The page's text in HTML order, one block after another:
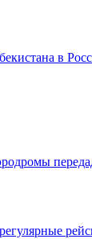
в